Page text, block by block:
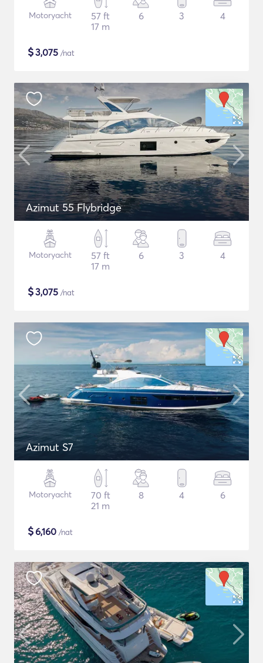
Motoryacht
57 ft
17 m
6 3 4
$3,075 /nat
Azimut 55 Flybridge
Motoryacht
57 ft
17 m
6 3 4
$3,075 /nat
Azimut S7
Motoryacht
70 ft
21 m
8 4 6
$6,160 /nat